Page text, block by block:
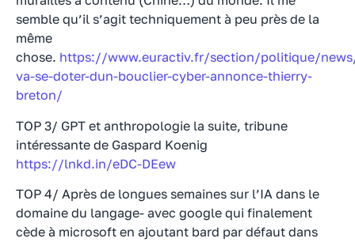
semble qu’il s’agit techniquement à peu près de la
même
chose. https://www.euractiv.fr/section/politique/
va-se-doter-dun-bouclier-cyber-annonce-thierry-
breton/
TOP 3/ GPT et anthropologie la suite, tribune
intéressante de Gaspard Koenig
https://lnkd.in/eDC-DEew
TOP 4/ Après de longues semaines sur l’IA dans le
domaine du langage- avec google qui finalement
cède à microsoft en ajoutant bard par défaut dans